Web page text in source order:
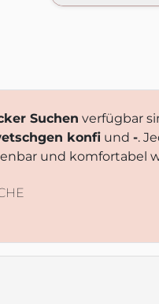
Suchen verfügbar
konfi und -.
und komfortabel